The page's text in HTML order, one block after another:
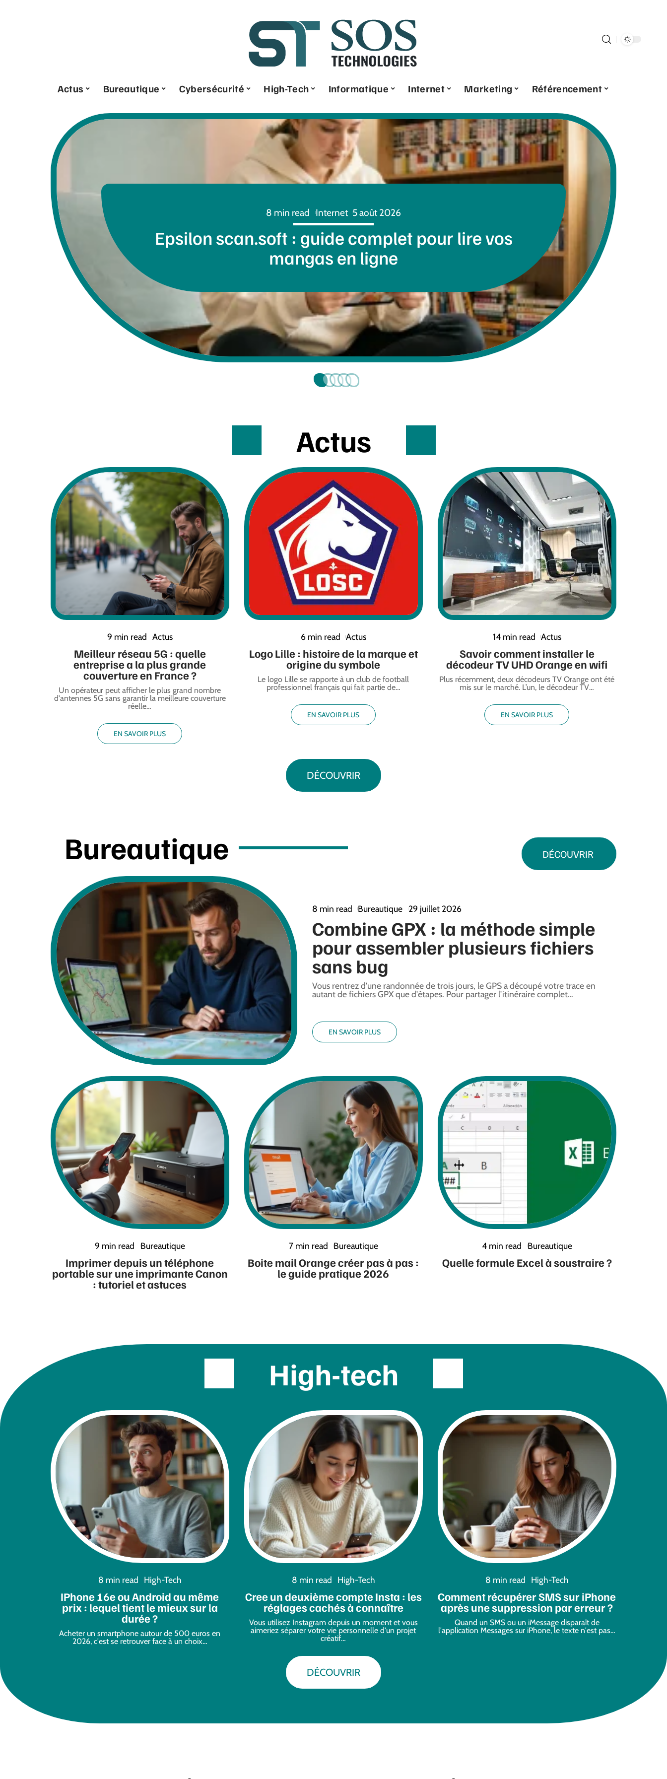
Actus Bureautique Cybersécurité High-Tech Informatique Internet Marketing Référencement
8 min read Internet 5 août 2026
Epsilon scan.soft : guide complet pour lire vos
mangas en ligne
Actus
9 min read Actus
Meilleur réseau 5G : quelle
entreprise a la plus grande
couverture en France ?
Un opérateur peut afficher le plus grand nombre
d'antennes 5G sans garantir la meilleure couverture
réelle…
EN SAVOIR PLUS
6 min read Actus
Logo Lille : histoire de la marque et
origine du symbole
Le logo Lille se rapporte à un club de football
professionnel français qui fait partie de…
EN SAVOIR PLUS
14 min read Actus
Savoir comment installer le
décodeur TV UHD Orange en wifi
Plus récemment, deux décodeurs TV Orange ont été
mis sur le marché. L’un, le décodeur TV…
EN SAVOIR PLUS
DÉCOUVRIR
Bureautique DÉCOUVRIR
8 min read Bureautique 29 juillet 2026
Combine GPX : la méthode simple
pour assembler plusieurs fichiers
sans bug
Vous rentrez d'une randonnée de trois jours, le GPS a découpé votre trace en
autant de fichiers GPX que d'étapes. Pour partager l'itinéraire complet…
EN SAVOIR PLUS
9 min read Bureautique
Imprimer depuis un téléphone
portable sur une imprimante Canon
: tutoriel et astuces
7 min read Bureautique
Boite mail Orange créer pas à pas :
le guide pratique 2026
4 min read Bureautique
Quelle formule Excel à soustraire ?
High-tech
8 min read High-Tech
IPhone 16e ou Android au même
prix : lequel tient le mieux sur la
durée ?
Acheter un smartphone autour de 500 euros en
2026, c'est se retrouver face à un choix…
8 min read High-Tech
Cree un deuxième compte Insta : les
réglages cachés à connaître
Vous utilisez Instagram depuis un moment et vous
aimeriez séparer votre vie personnelle d'un projet
créatif…
8 min read High-Tech
Comment récupérer SMS sur iPhone
après une suppression par erreur ?
Quand un SMS ou un iMessage disparaît de
l'application Messages sur iPhone, le texte n'est pas…
DÉCOUVRIR